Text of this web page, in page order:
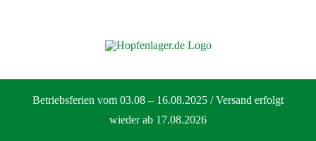
Betriebsferien vom 03.08 – 16.08.2025 / Versand erfolgt
wieder ab 17.08.2026